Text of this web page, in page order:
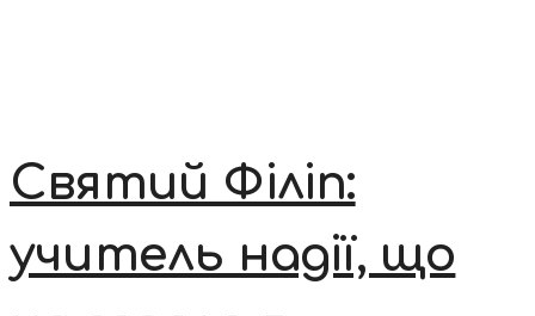
Святий Філіп:
учитель надії, що